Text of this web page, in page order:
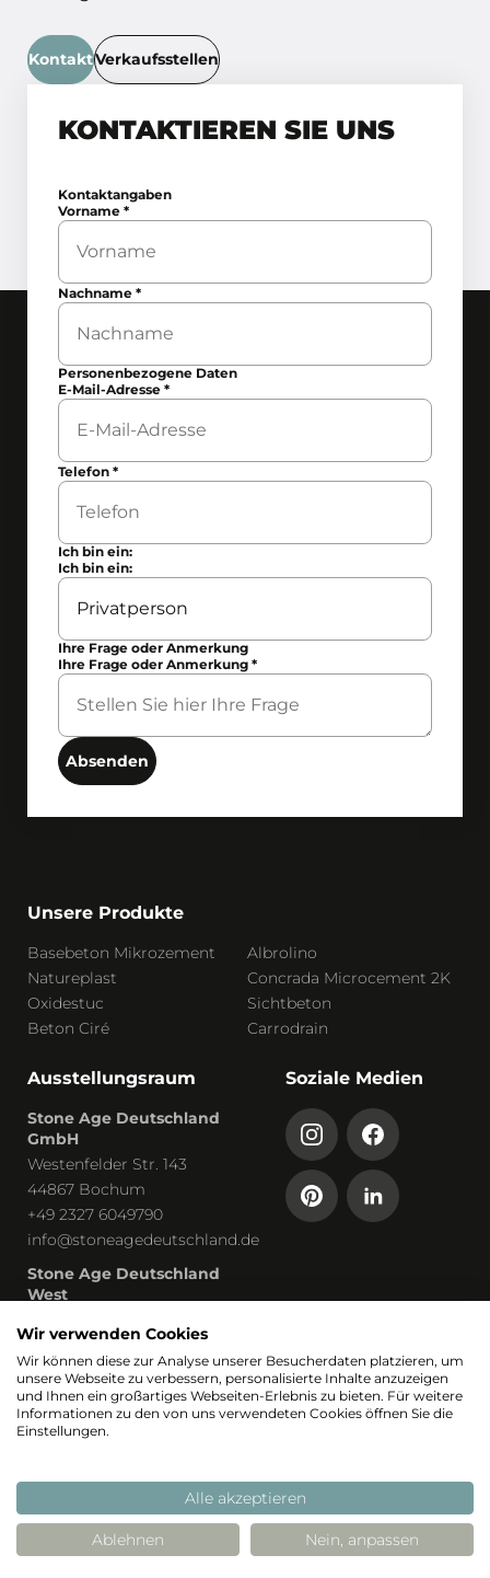
KontaktVerkaufsstellen
KONTAKTIEREN SIE UNS
Kontaktangaben
Vorname*
Nachname*
Personenbezogene Daten
E-Mail-Adresse*
Telefon*
Ich bin ein:
Ich bin ein:
Ihre Frage oder Anmerkung
Ihre Frage oder Anmerkung*
Absenden
Unsere Produkte
Basebeton Mikrozement
Albrolino
Natureplast
Concrada Microcement 2K
Oxidestuc
Sichtbeton
Beton Ciré
Carrodrain
Ausstellungsraum
Stone Age Deutschland
GmbH
Westenfelder Str. 143
44867 Bochum
+49 2327 6049790
info@stoneagedeutschland.de
Stone Age Deutschland
West
53819 Neunkirchen-Seelscheid
Soziale Medien
Teil von
© 2026 Stoneage Realisierung: StimmtStimmt
Wir verwenden Cookies
Wir können diese zur Analyse unserer Besucherdaten platzieren, um
unsere Webseite zu verbessern, personalisierte Inhalte anzuzeigen
und Ihnen ein großartiges Webseiten-Erlebnis zu bieten. Für weitere
Informationen zu den von uns verwendeten Cookies öffnen Sie die
Einstellungen.
Alle akzeptieren
Ablehnen Nein, anpassen